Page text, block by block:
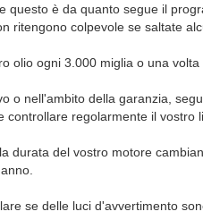
questo è da quanto segue il
ritengono colpevole se saltate
olio ogni 3.000 miglia o una
o nell'ambito della garanzia,
controllare regolarmente il vostro
durata del vostro motore
se delle luci d'avvertimento